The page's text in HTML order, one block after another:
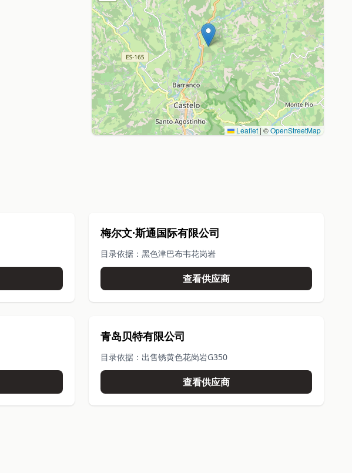
Leaflet | ©OpenStreetMap
梅尔文·斯通国际有限公司
目录依据：黑色津巴布韦花岗岩
查看供应商
青岛贝特有限公司
目录依据：出售锈黄色花岗岩G350
查看供应商